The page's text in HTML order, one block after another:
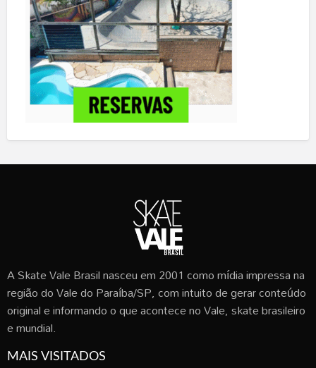
A Skate Vale Brasil nasceu em 2001 como mídia impressa na
região do Vale do Paraíba/SP, com intuito de gerar conteúdo
original e informando o que acontece no Vale, skate brasileiro
e mundial.
MAIS VISITADOS